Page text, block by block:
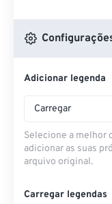
Adicionar legenda
Carregar
Selecione a melhor
adicionar as suas
arquivo original.
Carregar legendas